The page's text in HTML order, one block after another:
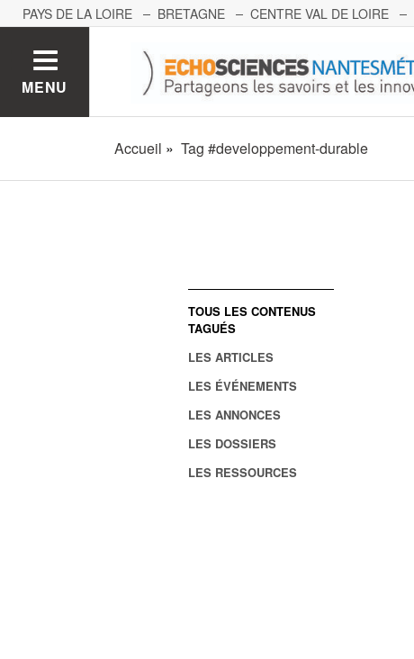
PAYS DE LA LOIRE BRETAGNE CENTRE VAL DE LOIRE
MENU
Accueil Tag #developpement-durable
TOUS LES CONTENUS
TAGUÉS
LES ARTICLES
LES ÉVÉNEMENTS
LES ANNONCES
LES DOSSIERS
LES RESSOURCES